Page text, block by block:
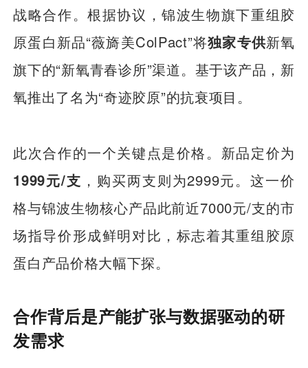
战略合作。根据协议，锦波生物旗下重组胶
原蛋白新品“薇旖美ColPact”将独家专供新氧
旗下的“新氧青春诊所”渠道。基于该产品，新
氧推出了名为“奇迹胶原”的抗衰项目。
此次合作的一个关键点是价格。新品定价为
1999元/支 ，购买两支则为2999元。这一价
格与锦波生物核心产品此前近7000元/支的市
场指导价形成鲜明对比，标志着其重组胶原
蛋白产品价格大幅下探。
合作背后是产能扩张与数据驱动的研
发需求